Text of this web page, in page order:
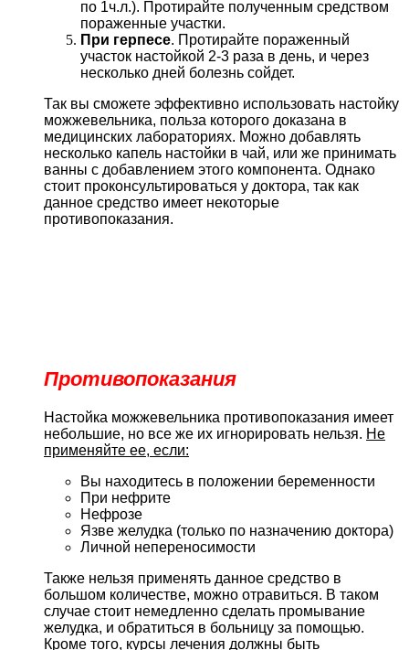
по 1ч.л.). Протирайте полученным средством
пораженные участки.
При герпесе. Протирайте пораженный
участок настойкой 2-3 раза в день, и через
несколько дней болезнь сойдет.
Так вы сможете эффективно использовать настойку
можжевельника, польза которого доказана в
медицинских лабораториях. Можно добавлять
несколько капель настойки в чай, или же принимать
ванны с добавлением этого компонента. Однако
стоит проконсультироваться у доктора, так как
данное средство имеет некоторые
противопоказания.
Противопоказания
Настойка можжевельника противопоказания имеет
небольшие, но все же их игнорировать нельзя. Не
применяйте ее, если:
Вы находитесь в положении беременности
При нефрите
Нефрозе
Язве желудка (только по назначению доктора)
Личной непереносимости
Также нельзя применять данное средство в
большом количестве, можно отравиться. В таком
случае стоит немедленно сделать промывание
желудка, и обратиться в больницу за помощью.
Кроме того, курсы лечения должны быть